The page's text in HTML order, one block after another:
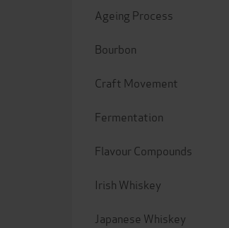
Ageing Process
Bourbon
Craft Movement
Fermentation
Flavour Compounds
Irish Whiskey
Japanese Whiskey